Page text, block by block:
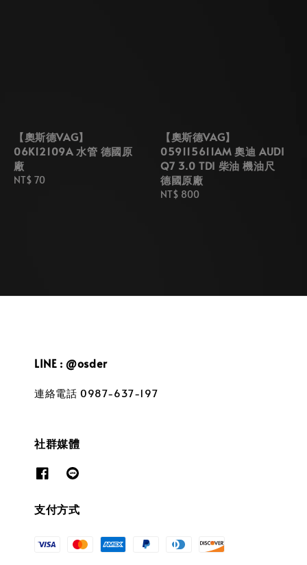
【奧斯德VAG】
06K12109A 水管 德國原
廠
Regular
NT$ 70
【奧斯德VAG】
059115611AM 奧迪 AUDI
Q7 3.0 TDI 柴油 機油尺
德國原廠
Regular
NT$ 800
LINE : @osder
連絡電話 0987-637-197
社群媒體
支付方式